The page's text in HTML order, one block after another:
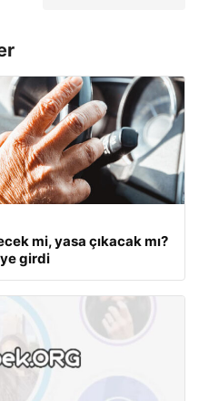
mi, yasa çıkacak mı?
girdi